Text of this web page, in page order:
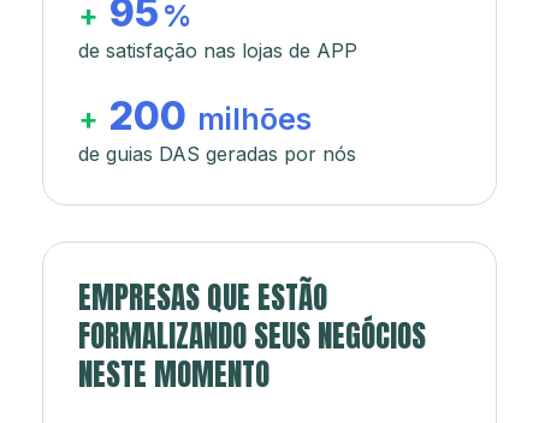
+ 95 %
de satisfação nas lojas de APP
+ 200 milhões
de guias DAS geradas por nós
EMPRESAS QUE ESTÃO
FORMALIZANDO SEUS NEGÓCIOS
NESTE MOMENTO